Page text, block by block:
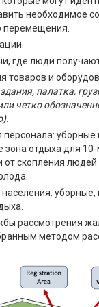
необходимое
перемещения.
где люди
товаров и
палатка,
четко
персонала: уборные
зона отдыха для 10-
от скопления людей
уборные,
рассмотрения
методом